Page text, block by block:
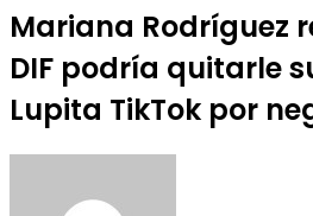
Mariana Rodríguez
DIF podría quitarle
Lupita TikTok por